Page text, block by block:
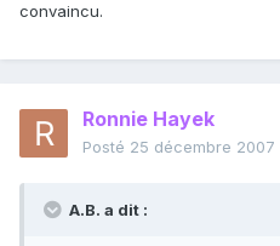
convaincu.
Ronnie Hayek
Posté 25 décembre 2007
A.B. a dit :